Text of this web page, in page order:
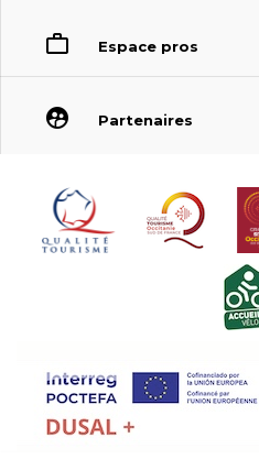
Espace pros
Partenaires